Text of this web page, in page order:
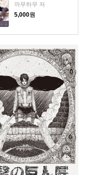
까무하무 저
5,000원